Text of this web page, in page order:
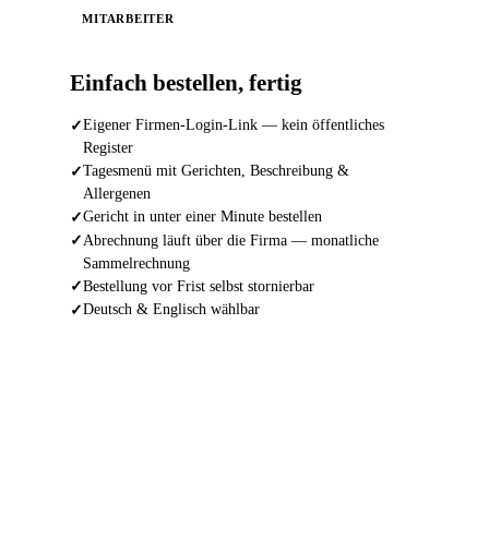
MITARBEITER
Einfach bestellen, fertig
Eigener Firmen-Login-Link — kein öffentliches
Register
Tagesmenü mit Gerichten, Beschreibung &
Allergenen
Gericht in unter einer Minute bestellen
Abrechnung läuft über die Firma — monatliche
Sammelrechnung
Bestellung vor Frist selbst stornierbar
Deutsch & Englisch wählbar